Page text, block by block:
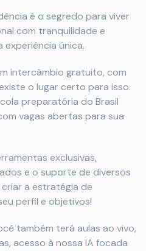
é o segredo para viver
com tranquilidade e
experiência única.
intercâmbio gratuito, com
o lugar certo para isso.
preparatória do Brasil
vagas abertas para sua
exclusivas,
e o suporte de diversos
a estratégia de
perfil e objetivos!
também terá aulas ao vivo,
acesso à nossa IA focada